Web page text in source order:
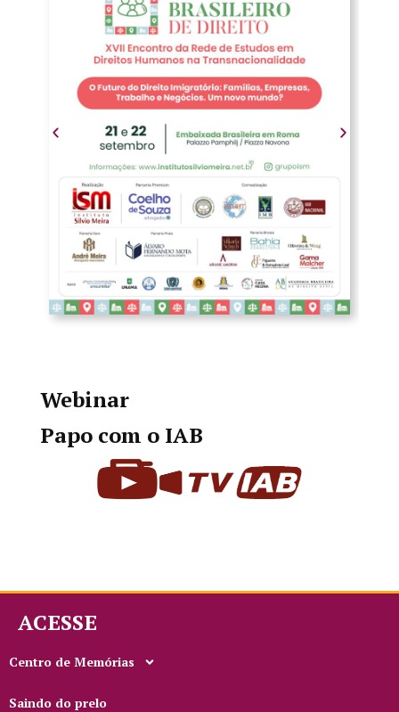
Webinar
Papo com o IAB
ACESSE
Centro de Memórias
Saindo do prelo